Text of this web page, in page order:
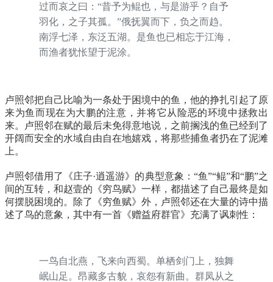
过而哀之曰：“昔予为鲲也，与是游乎？自予
羽化，之子其孤。”俄抚翼而下，负之而趋。
南浮七泽，东泛五湖。是鱼也已相忘于江海，
而渔者犹怅望于泥涂。
卢照邻把自己比喻为一条处于困境中的鱼，他的挣扎引起了原
来为鱼而现在为大鹏的注意，并将它从险恶的环境中拯救出
来。卢照邻在赋的最后未免得意地说，之前搁浅的鱼已经到了
开阔而安全的水域自由自在地嬉戏，将那些捕鱼者扔在了泥滩
上。
卢照邻借用了《庄子·逍遥游》的典型意象：“鱼”“鲲”和“鹏”之
间的互转，和赵壹的《穷鸟赋》一样，都描述了自己最终是如
何摆脱困境的。除了《穷鱼赋》外，卢照邻还在大量的诗中描
述了鸟的意象，其中有一首《赠益府群官》充满了讽刺性：
一鸟自北燕，飞来向西蜀。单栖剑门上，独舞
岷山足。昂藏多古貌，哀怨有新曲。群凤从之